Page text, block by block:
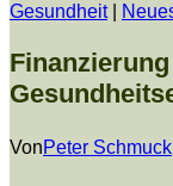
Gesundheit|
VonPeter Schmuck